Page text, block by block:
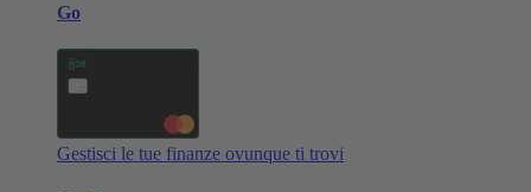
Go
Gestisci le tue finanze ovunque ti trovi